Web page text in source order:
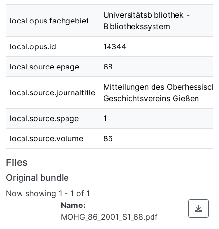
local.opus.fachgebiet
Universitätsbibliothek -
Bibliothekssystem
local.opus.id 14344
local.source.epage 68
local.source.journaltitle
Mitteilungen des
Geschichtsvereins Gießen
local.source.spage 1
local.source.volume 86
Files
Original bundle
Now showing 1 - 1 of 1
Name:
MOHG_86_2001_S1_68.pdf